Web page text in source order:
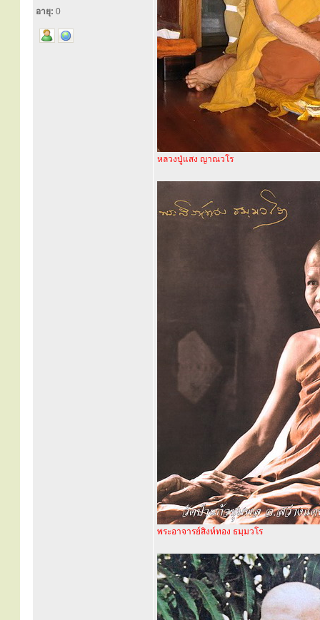
อายุ: 0
หลวงปู่แสง ญาณวโร
พระอาจารย์สิงห์ทอง ธมฺมวโร